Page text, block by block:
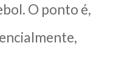
O ponto é,